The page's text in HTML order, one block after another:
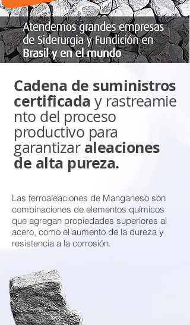
Cadena de suministros
certificada y rastreamie
nto del proceso
productivo para
garantizar aleaciones
de alta pureza.
Las ferroaleaciones de Manganeso son
combinaciones de elementos químicos
que agregan propiedades superiores al
acero, como el aumento de la dureza y
resistencia a la corrosión.